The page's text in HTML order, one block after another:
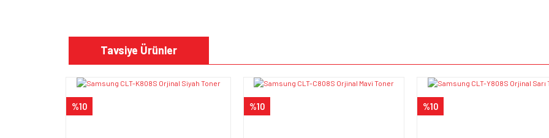
Görüş ve önerileriniz için teşekkür ederiz.
Ürün açıklamasında eksik bilgiler bulunuyor.
Tavsiye Ürünler
%10 %10 %10